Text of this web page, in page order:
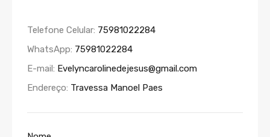
Telefone Celular: 75981022284
WhatsApp: 75981022284
E-mail: Evelyncarolinedejesus@gmail.com
Endereço: Travessa Manoel Paes